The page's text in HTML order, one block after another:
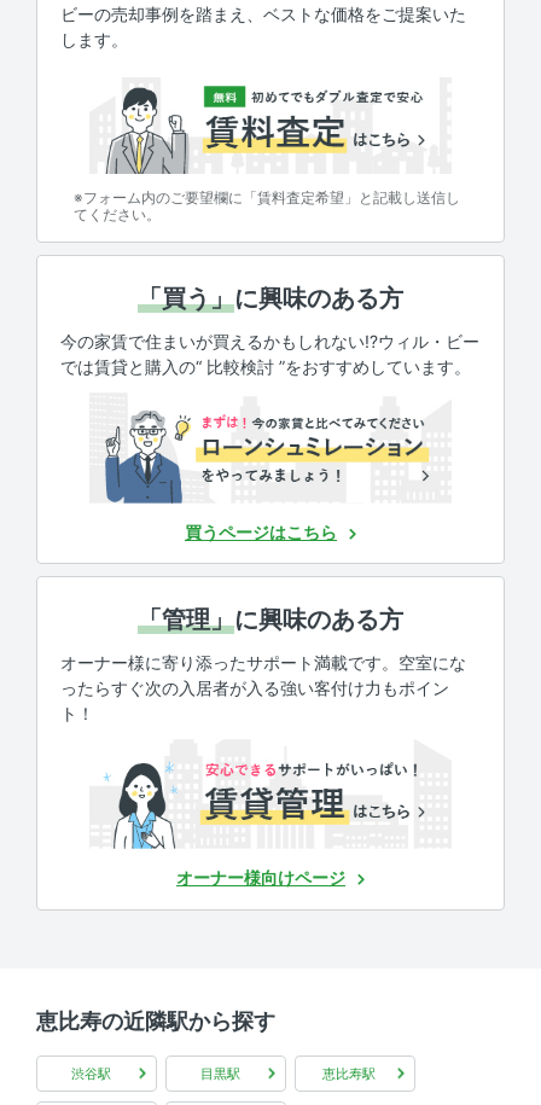
ビーの売却事例を踏まえ、ベストな価格をご提案いた
します。
※フォーム内のご要望欄に「賃料査定希望」と記載し送信し
てください。
「買う」に興味のある方
今の家賃で住まいが買えるかもしれない!?ウィル・ビー
では賃貸と購入の“ 比較検討 ”をおすすめしています。
買うページはこちら
「管理」に興味のある方
オーナー様に寄り添ったサポート満載です。空室にな
ったらすぐ次の入居者が入る強い客付け力もポイン
ト！
オーナー様向けページ
恵比寿の近隣駅から探す
渋谷駅 目黒駅 恵比寿駅